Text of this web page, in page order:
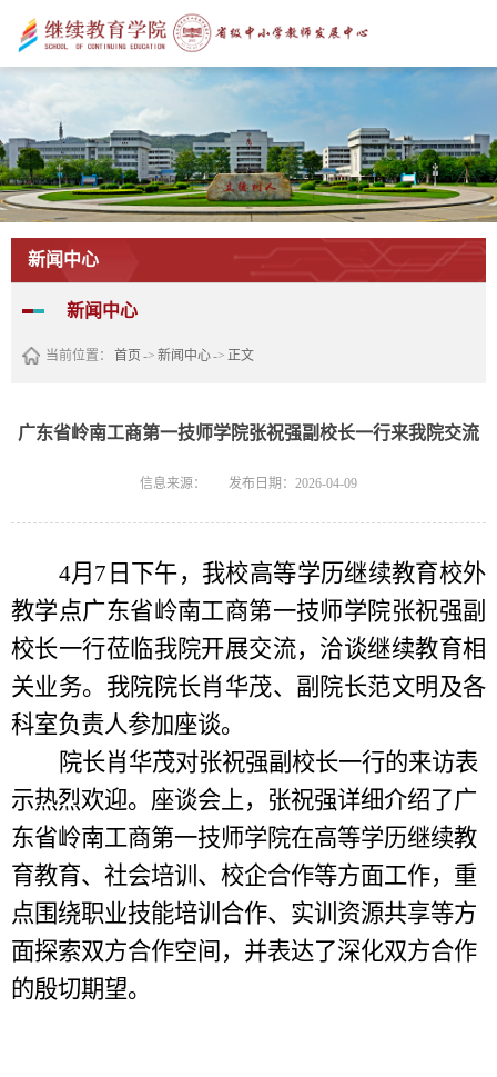
新闻中心
新闻中心
当前位置： 首页 -> 新闻中心-> 正文
广东省岭南工商第一技师学院张祝强副校长一行来我院交流
信息来源： 发布日期：2026-04-09
4月7日下午，我校高等学历继续教育校外
教学点广东省岭南工商第一技师学院张祝强副
校长一行莅临我院开展交流，洽谈继续教育相
关业务。我院院长肖华茂、副院长范文明及各
科室负责人参加座谈。
院长肖华茂对张祝强副校长一行的来访表
示热烈欢迎。座谈会上，张祝强详细介绍了广
东省岭南工商第一技师学院在高等学历继续教
育教育、社会培训、校企合作等方面工作，重
点围绕职业技能培训合作、实训资源共享等方
面探索双方合作空间，并表达了深化双方合作
的殷切期望。